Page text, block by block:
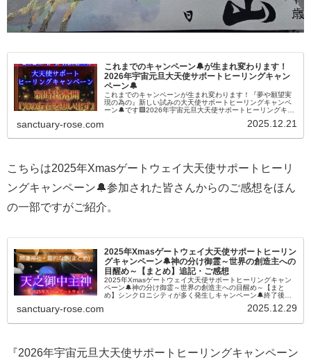
これまでのキャンペーン🔔が生まれ変わります！
2026年宇宙元旦大天使サポートヒーリングキャン
ペーン🔔
これまでのキャンペーンが生まれ変わります！『夢や願望実
現の為の』新しい試みの大天使サポートヒーリングキャンペ
ーン🔔です🟪2026年宇宙元旦大天使サポートヒーリングキャ
sanctuary-rose.com 2025.12.21
こちらは2025年Xmasゲートウェイ大天使サポートヒーリ
ングキャンペーン🔔参加された皆さんからのご感想をほん
の一部ですがご紹介。
2025年Xmasゲートウェイ大天使サポートヒーリン
グキャンペーン🔔神の分け御霊～世界の創造主への
目醒め～【まとめ】追記・ご感想
2025年Xmasゲートウェイ大天使サポートヒーリングキャン
ペーン🔔神の分け御霊～世界の創造主への目醒め～【まと
め】シンクロニシティが多く発生しキャンペーン🔔終了後に
sanctuary-rose.com 2025.12.29
『2026年宇宙元旦大天使サポートヒーリングキャンペーン